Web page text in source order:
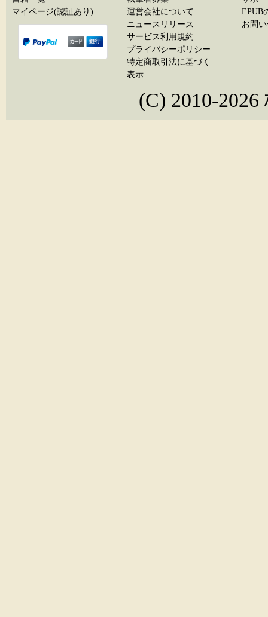
マイページ(認証あり)
運営会社について
ニュースリリース
サービス利用規約
プライバシーポリシー
特定商取引法に基づく
表示
EPUB
お問
(C) 2010-